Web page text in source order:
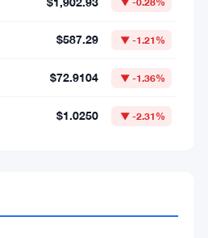
$587.29 ▼ -1.21%
$72.9104 ▼ -1.36%
$1.0250 ▼ -2.31%